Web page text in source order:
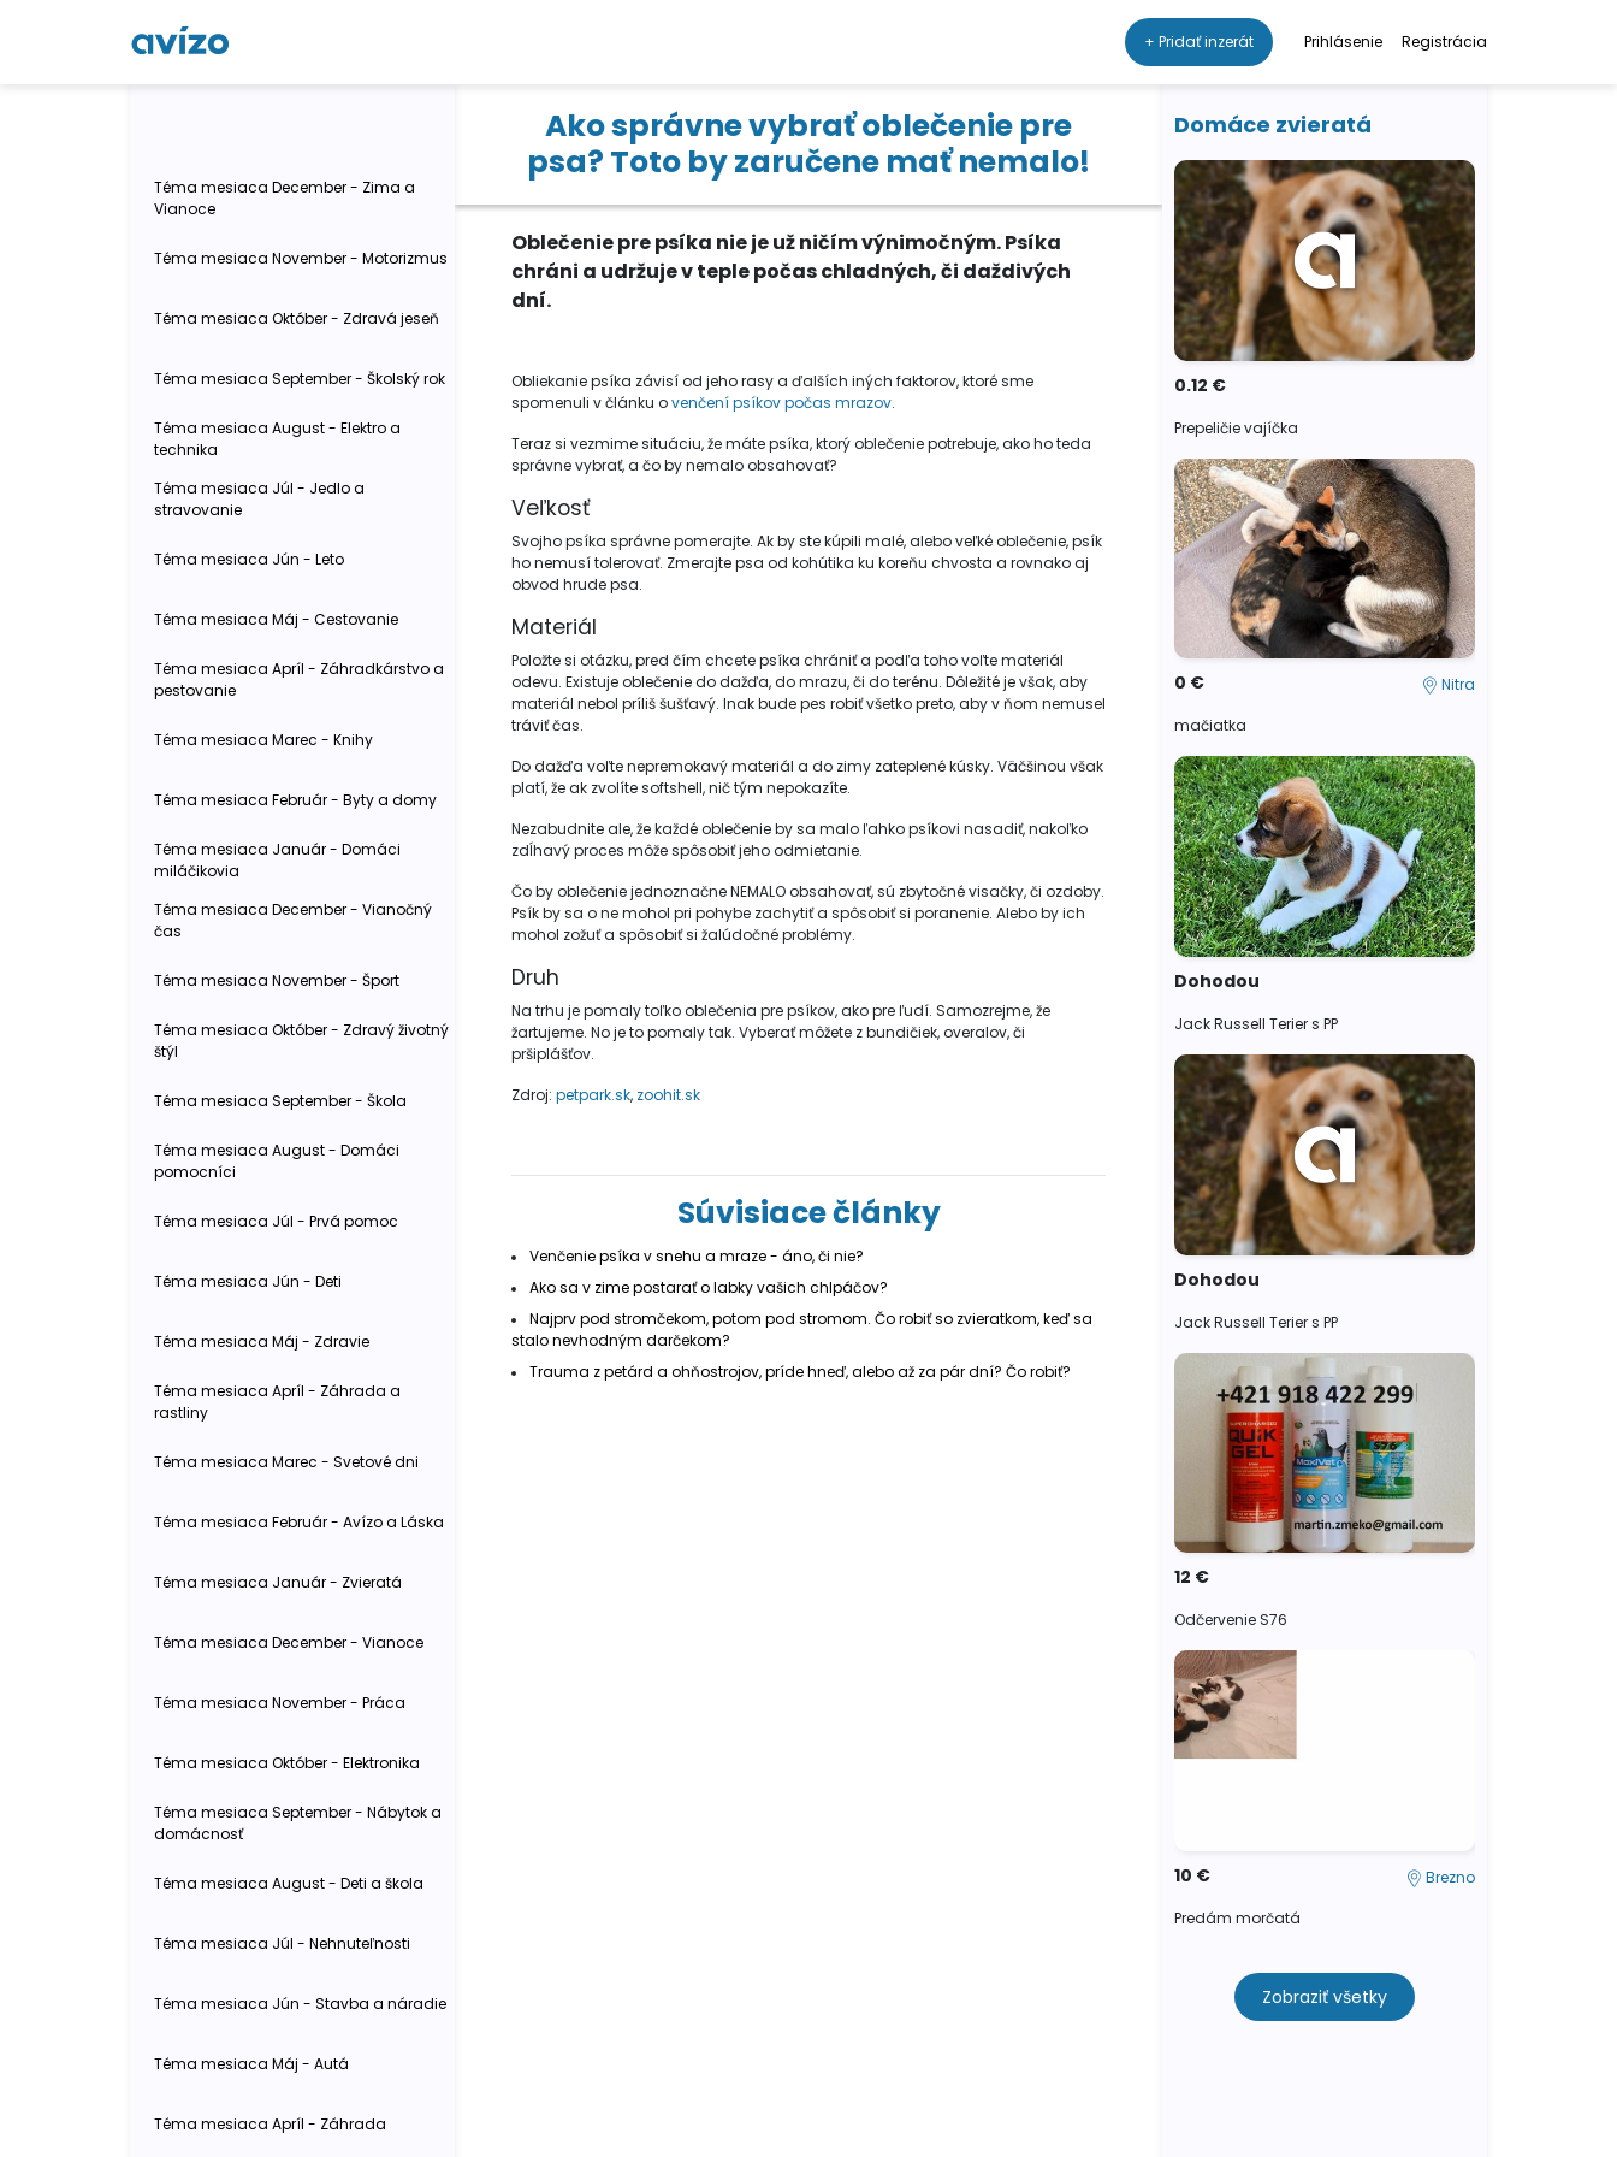
+ Pridať inzerát Prihlásenie Registrácia
Téma mesiaca December - Zima a
Vianoce
Téma mesiaca November - Motorizmus
Téma mesiaca Október - Zdravá jeseň
Téma mesiaca September - Školský rok
Téma mesiaca August - Elektro a
technika
Téma mesiaca Júl - Jedlo a
stravovanie
Téma mesiaca Jún - Leto
Téma mesiaca Máj - Cestovanie
Téma mesiaca Apríl - Záhradkárstvo a
pestovanie
Téma mesiaca Marec - Knihy
Téma mesiaca Február - Byty a domy
Téma mesiaca Január - Domáci
miláčikovia
Téma mesiaca December - Vianočný
čas
Téma mesiaca November - Šport
Téma mesiaca Október - Zdravý životný
štýl
Téma mesiaca September - Škola
Téma mesiaca August - Domáci
pomocníci
Téma mesiaca Júl - Prvá pomoc
Téma mesiaca Jún - Deti
Téma mesiaca Máj - Zdravie
Téma mesiaca Apríl - Záhrada a
rastliny
Téma mesiaca Marec - Svetové dni
Téma mesiaca Február - Avízo a Láska
Téma mesiaca Január - Zvieratá
Téma mesiaca December - Vianoce
Téma mesiaca November - Práca
Téma mesiaca Október - Elektronika
Téma mesiaca September - Nábytok a
domácnosť
Téma mesiaca August - Deti a škola
Téma mesiaca Júl - Nehnuteľnosti
Téma mesiaca Jún - Stavba a náradie
Téma mesiaca Máj - Autá
Téma mesiaca Apríl - Záhrada
Ako správne vybrať oblečenie pre
psa? Toto by zaručene mať nemalo!
Oblečenie pre psíka nie je už ničím výnimočným. Psíka
chráni a udržuje v teple počas chladných, či daždivých
dní.
Obliekanie psíka závisí od jeho rasy a ďalších iných faktorov, ktoré sme
spomenuli v článku ovenčení psíkov počas mrazov.
Teraz si vezmime situáciu, že máte psíka, ktorý oblečenie potrebuje, ako ho teda
správne vybrať, a čo by nemalo obsahovať?
Veľkosť
Svojho psíka správne pomerajte. Ak by ste kúpili malé, alebo veľké oblečenie, psík
ho nemusí tolerovať. Zmerajte psa od kohútika ku koreňu chvosta a rovnako aj
obvod hrude psa.
Materiál
Položte si otázku, pred čím chcete psíka chrániť a podľa toho voľte materiál
odevu. Existuje oblečenie do dažďa, do mrazu, či do terénu. Dôležité je však, aby
materiál nebol príliš šušťavý. Inak bude pes robiť všetko preto, aby v ňom nemusel
tráviť čas.
Do dažďa voľte nepremokavý materiál a do zimy zateplené kúsky. Väčšinou však
platí, že ak zvolíte softshell, nič tým nepokazíte.
Nezabudnite ale, že každé oblečenie by sa malo ľahko psíkovi nasadiť, nakoľko
zdĺhavý proces môže spôsobiť jeho odmietanie.
Čo by oblečenie jednoznačne NEMALO obsahovať, sú zbytočné visačky, či ozdoby.
Psík by sa o ne mohol pri pohybe zachytiť a spôsobiť si poranenie. Alebo by ich
mohol zožuť a spôsobiť si žalúdočné problémy.
Druh
Na trhu je pomaly toľko oblečenia pre psíkov, ako pre ľudí. Samozrejme, že
žartujeme. No je to pomaly tak. Vyberať môžete z bundičiek, overalov, či
pršiplášťov.
Zdroj: petpark.sk, zoohit.sk
Súvisiace články
Venčenie psíka v snehu a mraze - áno, či nie?
Ako sa v zime postarať o labky vašich chlpáčov?
Najprv pod stromčekom, potom pod stromom. Čo robiť so zvieratkom, keď sa
stalo nevhodným darčekom?
Trauma z petárd a ohňostrojov, príde hneď, alebo až za pár dní? Čo robiť?
Domáce zvieratá
0.12 €
Prepeličie vajíčka
0 € Nitra
mačiatka
Dohodou
Jack Russell Terier s PP
Dohodou
Jack Russell Terier s PP
12 €
Odčervenie S76
10 € Brezno
Predám morčatá
Zobraziť všetky